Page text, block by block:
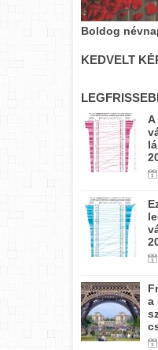
Boldog
KEDVELT
A
a